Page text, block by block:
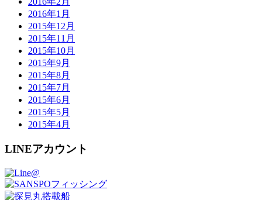
2016年1月
2015年12月
2015年11月
2015年10月
2015年9月
2015年8月
2015年7月
2015年6月
2015年5月
2015年4月
LINEアカウント